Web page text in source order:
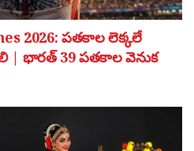
2026: పతకాల లెక్కలే
| భారత్ 39 పతకాల వెనుక